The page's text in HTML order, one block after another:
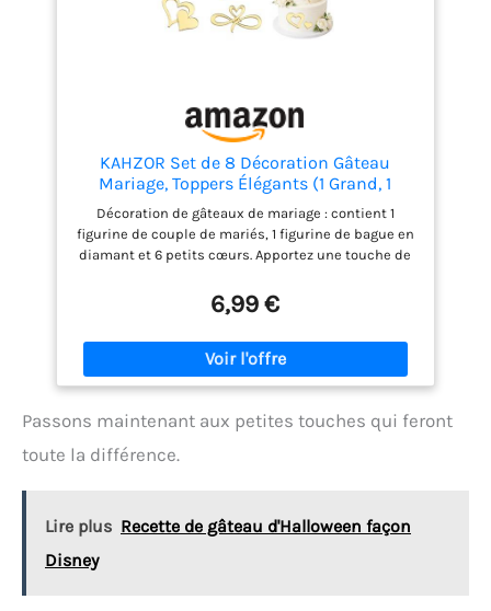
muffins et fruits lors de mariages, fiançailles,
anniversaires et Saint-Valentin. Ce topper est
KAHZOR Set de 8 Décoration Gâteau
Mariage, Toppers Élégants (1 Grand, 1
Bague Diamant, 6 Cœurs) pour
Fiançailles, Anniversaire & Mr & Mrs
Décoration de gâteaux de mariage : contient 1
figurine de couple de mariés, 1 figurine de bague en
diamant et 6 petits cœurs. Apportez une touche de
d'anniversaire grâce à ces décorations scintillantes.
Élégante décoration dorée : ces figurines pour
gâteaux de mariage ne sont pas seulement un
hommage aux mariés, elles apportent également
une touche d'élégance à votre décoration de
mariage : fabriquées en acrylique, polies et
lisse. Le matériau est sûr et exempt de substances
de fête ainsi que pour des occasions telles que les
anniversaires, les baby showers, les remises de
6,99 €
Passons maintenant aux petites touches qui feront
toute la différence.
Lire plus Recette de gâteau d'Halloween façon
Disney